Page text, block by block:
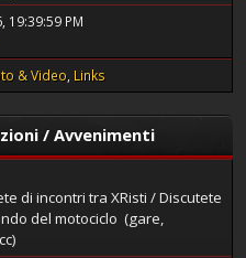
19:39:59 PM
& Video Links
/ Avvenimenti
di incontri tra XRisti / Discutete
del motociclo (gare,